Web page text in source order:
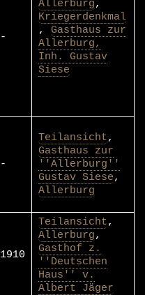
-
Allerburg,
Kriegerdenkmal
, Gasthaus zur
Allerburg,
Inh. Gustav
Siese
-
Teilansicht,
Gasthaus zur
''Allerburg''
Gustav Siese,
Allerburg
1910
Teilansicht,
Allerburg,
Gasthof z.
''Deutschen
Haus'' v.
Albert Jäger